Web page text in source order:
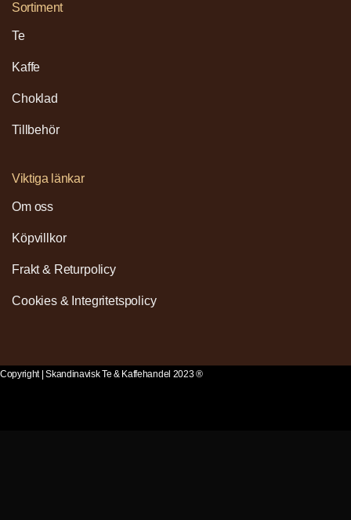
Sortiment
Te
Kaffe
Choklad
Tillbehör
Viktiga länkar
Om oss
Köpvillkor
Frakt & Returpolicy
Cookies & Integritetspolicy
Copyright | Skandinavisk Te & Kaffehandel 2023 ®